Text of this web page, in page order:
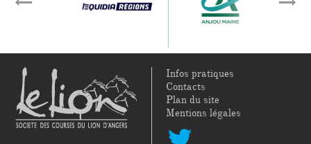
Infos pratiques
Contacts
Plan du site
Mentions légales